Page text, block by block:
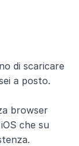
di scaricare
a posto.
browser
che su